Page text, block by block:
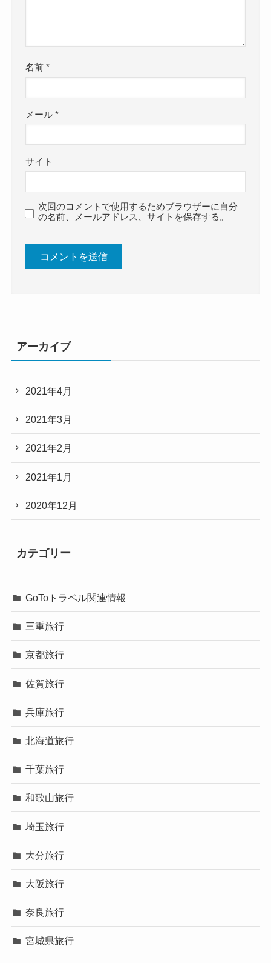
名前*
メール*
サイト
次回のコメントで使用するためブラウザーに自分
の名前、メールアドレス、サイトを保存する。
アーカイブ
2021年4月
2021年3月
2021年2月
2021年1月
2020年12月
カテゴリー
GoToトラベル関連情報
三重旅行
京都旅行
佐賀旅行
兵庫旅行
北海道旅行
千葉旅行
和歌山旅行
埼玉旅行
大分旅行
大阪旅行
奈良旅行
宮城県旅行